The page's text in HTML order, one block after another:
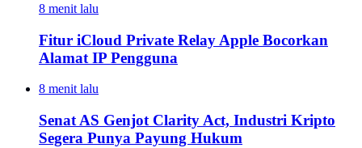
8 menit lalu
Fitur iCloud Private Relay Apple Bocorkan
Alamat IP Pengguna
8 menit lalu
Senat AS Genjot Clarity Act, Industri Kripto
Segera Punya Payung Hukum